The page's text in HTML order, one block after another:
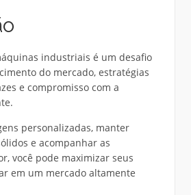
industriais é um desafio
do mercado, estratégias
e compromisso com a
personalizadas, manter
e acompanhar as
você pode maximizar seus
em um mercado altamente